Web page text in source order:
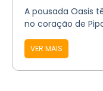
A pousada Oasis
no coração de
VER MAIS